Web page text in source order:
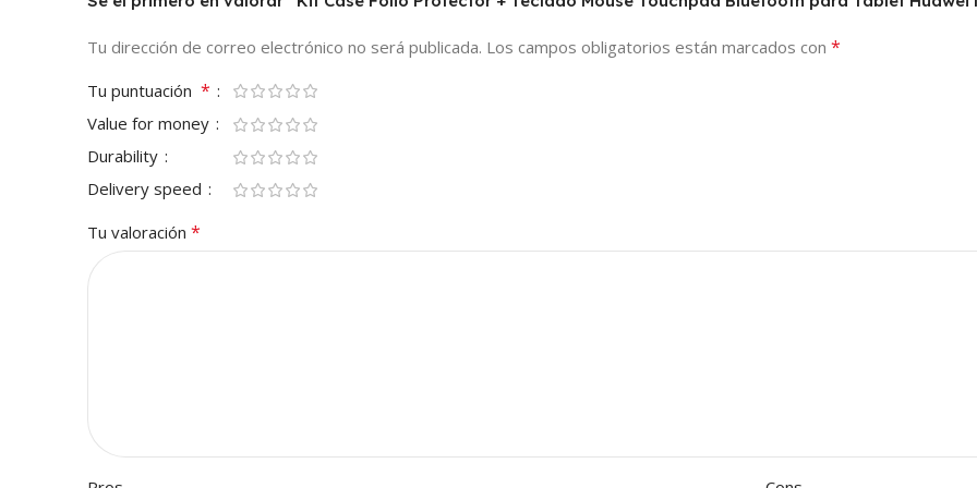
Tu dirección de correo electrónico no será publicada. Los campos obligatorios están marcados con *
Tu puntuación *
Value for money
Durability
Delivery speed
Tu valoración *